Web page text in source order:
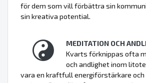
för dem som vill förbättra sin
sin kreativa potential.
MEDITATION OCH
Kvarts förknippas ofta
och andlighet inom
vara en kraftfull energiförstärkare